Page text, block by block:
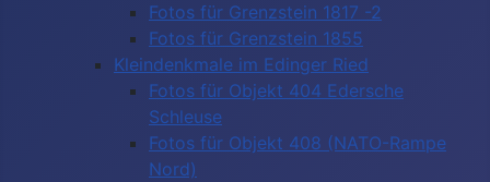
Fotos für Grenzstein 1817 -2
Fotos für Grenzstein 1855
Kleindenkmale im Edinger Ried
Fotos für Objekt 404 Edersche
Schleuse
Fotos für Objekt 408 (NATO-Rampe
Nord)